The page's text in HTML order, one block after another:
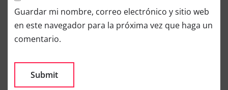
Guardar mi nombre, correo electrónico y sitio web
en este navegador para la próxima vez que haga un
comentario.